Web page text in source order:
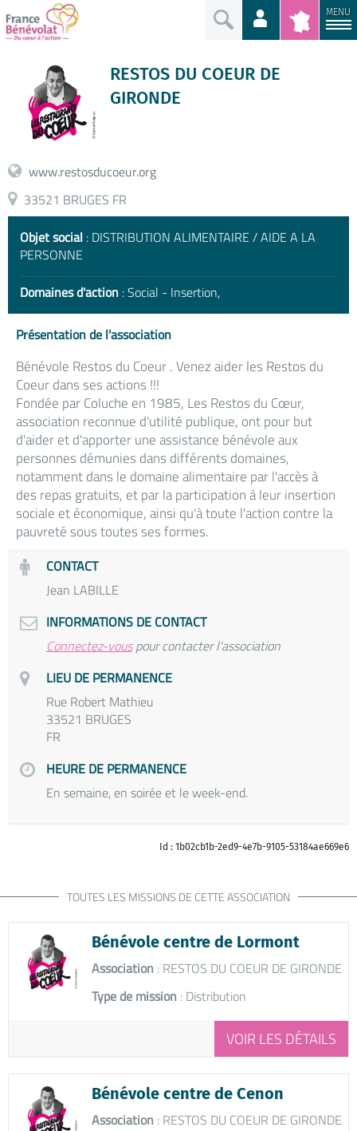
MENU
RESTOS DU COEUR DE
GIRONDE
www.restosducoeur.org
33521 BRUGES FR
Objet social : DISTRIBUTION ALIMENTAIRE / AIDE A LA
PERSONNE
Domaines d'action : Social - Insertion,
Présentation de l'association
Bénévole Restos du Coeur . Venez aider les Restos du
Coeur dans ses actions !!!
Fondée par Coluche en 1985, Les Restos du Cœur,
association reconnue d'utilité publique, ont pour but
d'aider et d'apporter une assistance bénévole aux
personnes démunies dans différents domaines,
notamment dans le domaine alimentaire par l'accès à
des repas gratuits, et par la participation à leur insertion
sociale et économique, ainsi qu'à toute l'action contre la
pauvreté sous toutes ses formes.
CONTACT
Jean LABILLE
INFORMATIONS DE CONTACT
Connectez-vouspour contacter l'association
LIEU DE PERMANENCE
Rue Robert Mathieu
33521 BRUGES
FR
HEURE DE PERMANENCE
En semaine, en soirée et le week-end.
Id : 1b02cb1b-2ed9-4e7b-9105-53184ae669e6
TOUTES LES MISSIONS DE CETTE ASSOCIATION
Bénévole centre de Lormont
Association : RESTOS DU COEUR DE GIRONDE
Type de mission : Distribution
VOIR LES DÉTAILS
Bénévole centre de Cenon
Association : RESTOS DU COEUR DE GIRONDE